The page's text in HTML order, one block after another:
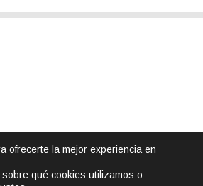
ofrecerte la mejor experiencia en
qué cookies utilizamos o